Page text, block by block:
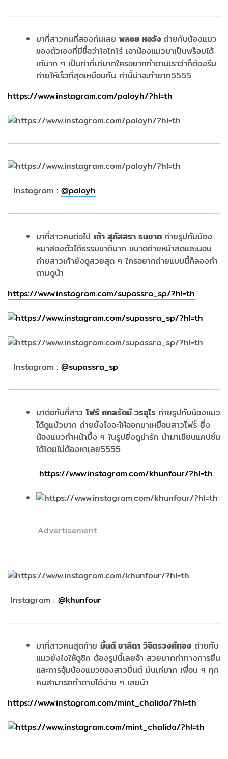
มาที่สาวคนที่สองกันเลย พลอย หอวัง ถ่ายกับน้องแมว
ของตัวเองที่มีชื่อว่าโอโทโร่ เอาน้องแมวมาเป็นพร็อบได้
เก๋มาก ๆ เป็นท่าที่เท่มากใครอยากทำตามเราว่าก็ต้องรีบ
ถ่ายให้เร็วที่สุดเหมือนกัน ท่านี้น่าจะทำยาก5555
https://www.instagram.com/paloyh/?hl=th
Instagram : @paloyh
มาที่สาวคนต่อไป เก้า สุภัสสรา ธนชาต ถ่ายรูปกับน้อง
หมาสองตัวได้ธรรมชาติมาก ขนาดถ่ายหน้าสดและนอน
ถ่ายสาวเก้ายังดูสวยสุด ๆ ใครอยากถ่ายแบบนี้ก็ลองทำ
ตามดูน้า
https://www.instagram.com/supassra_sp/?hl=th
Instagram : @supassra_sp
มาต่อกันที่สาวโฟร์ ศกลรัตน์ วรอุไร ถ่ายรูปกับน้องแมว
ได้ดูแบ้วมาก ถ่ายยังไงจะให้ออกมาเหมือนสาวโฟร์ ยิ่ง
น้องแมวทำหน้าบึ้ง ๆ ในรูปยิ่งดูน่ารัก นำมาเขียนแคปชั่น
ได้โดยไม่ต้องหาเลย5555
https://www.instagram.com/khunfour/?hl=th
Advertisement
Instagram : @khunfour
มาที่สาวคนสุดท้าย มิ้นต์ ชาลิดา วิจิตรวงศ์ทอง ถ่ายกับ
แมวยังไงให้ดูชิค ต้องรูปนี้เลยจ้า สวยมากท่าทางการยืน
และการอุ้มน้องแมวของสาวมิ้นต์ มันเท่มาก เพื่อน ๆ ทุก
คนสามารถทำตามได้ง่าย ๆ เลยน้า
https://www.instagram.com/mint_chalida/?hl=th